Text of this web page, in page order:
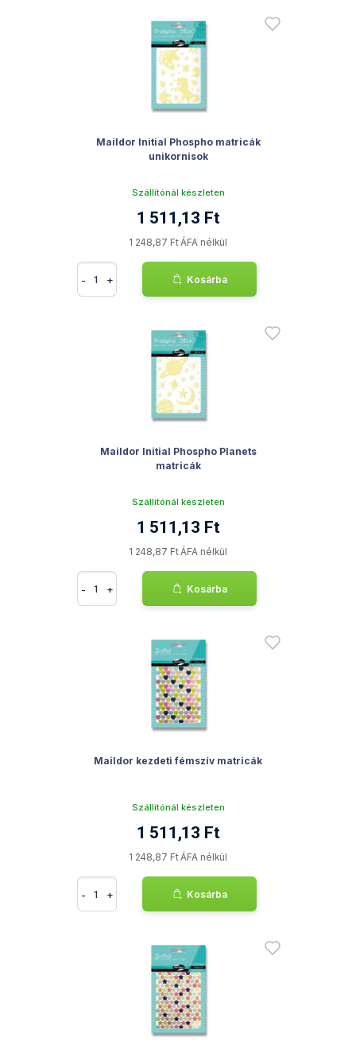
Maildor Initial Phospho matricák
unikornisok
Szállítónál készleten
1 511,13 Ft
1 248,87 Ft ÁFA nélkül
- + Kosárba
Maildor Initial Phospho Planets
matricák
Szállítónál készleten
1 511,13 Ft
1 248,87 Ft ÁFA nélkül
- + Kosárba
Maildor kezdeti fémszív matricák
Szállítónál készleten
1 511,13 Ft
1 248,87 Ft ÁFA nélkül
- + Kosárba